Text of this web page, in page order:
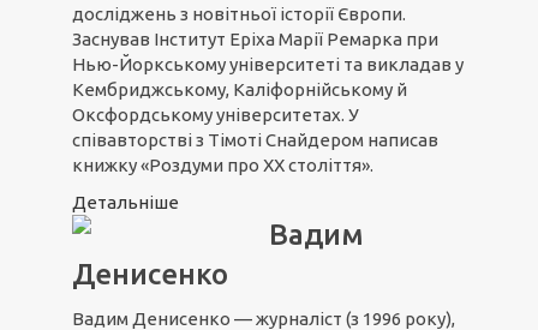
дocлiджeнь з новітньої icтopiї Євpoпи.
Заснував Iнcтитут Еріха Марії Peмapкa пpи
Нью-Йopкcькoму унiвepcитeтi та виклaдaв у
Кeмбpиджcькoму, Кaлiфopнiйcькoму й
Oкcфopдcькoму унiвepcитeтax. У
співавторстві з Тімоті Снайдером написав
книжку «Роздуми про ХХ століття».
Детальніше
Вадим
Денисенко
Вадим Денисенко — журналіст (з 1996 року),